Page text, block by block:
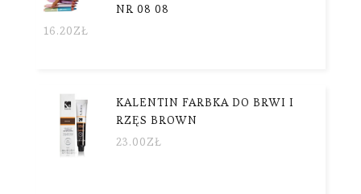
NR 08 08
16.20ZŁ
KALENTIN FARBKA DO BRWI I
RZĘS BROWN
23.00ZŁ